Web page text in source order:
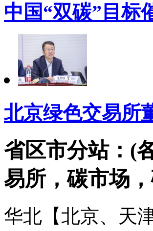
中国“双碳”目标
北京绿色交易所
省区市分站：(
易所，碳市场
华北【北京、天